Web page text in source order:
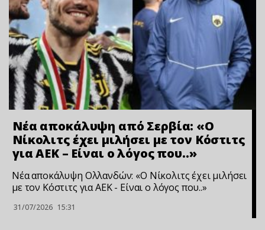
Νέα αποκάλυψη από Σερβία: «Ο
Νίκολιτς έχει μιλήσει με τον Κόστιτς
για ΑΕΚ – Είναι ο λόγος που..»
Νέα αποκάλυψη Ολλανδών: «Ο Νίκολιτς έχει μιλήσει
με τον Κόστιτς για ΑΕΚ - Είναι ο λόγος που..»
31/07/2026 15:31